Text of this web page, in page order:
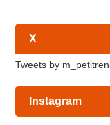
X
Tweets by
Instagram